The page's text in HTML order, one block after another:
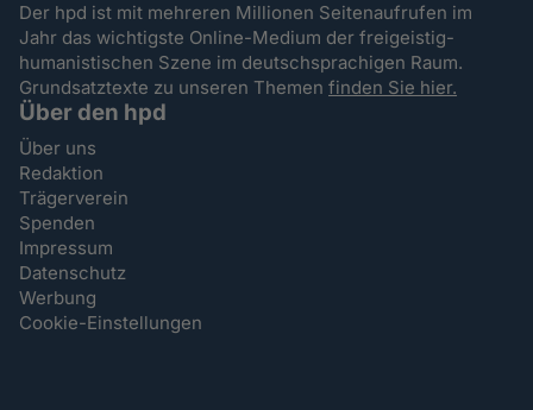
Der hpd ist mit mehreren Millionen Seitenaufrufen im
Jahr das wichtigste Online-Medium der freigeistig-
humanistischen Szene im deutschsprachigen Raum.
Grundsatztexte zu unseren Themenfinden Sie hier.
Über den hpd
Über uns
Redaktion
Trägerverein
Spenden
Impressum
Datenschutz
Werbung
Cookie-Einstellungen